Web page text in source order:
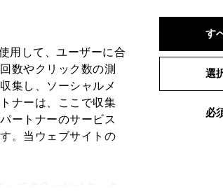
用して、ユーザーに合
数やクリック数の測
集し、ソーシャルメ
ナーは、ここで収集
ートナーのサービス
。当ウェブサイトの
す
選
必